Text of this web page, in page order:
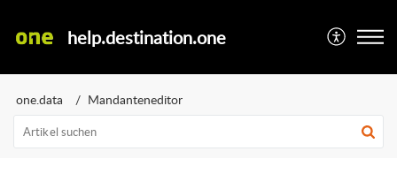
help.destination.one
one.data Mandanteneditor